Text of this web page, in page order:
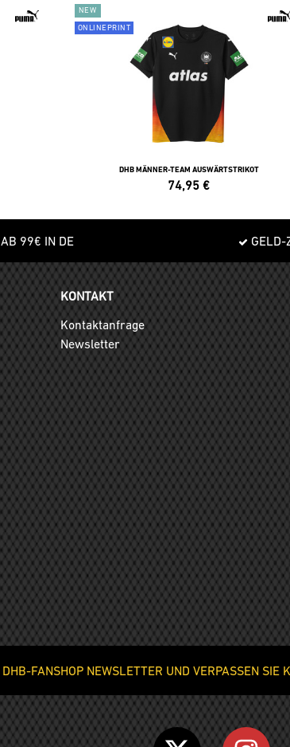
NEW
ONLINEPRINT
DHB MÄNNER-TEAM AUSWÄRTSTRIKOT
74,95 €
99€ IN DE GELD-
KONTAKT
Kontaktanfrage
Newsletter
FANSHOP NEWSLETTER UND VERPASSEN SIE